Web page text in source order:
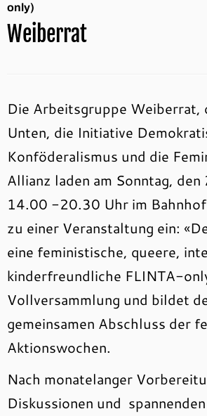
only)
Weiberrat
Die Arbeitsgruppe Weiberrat,
Unten, die Initiative
Konföderalismus und die
Allianz laden am Sonntag,
14.00 -20.30 Uhr im Bahnhof
zu einer Veranstaltung ein:
eine feministische, queere,
kinderfreundliche FLINTA-
Vollversammlung und bildet
gemeinsamen Abschluss der
Aktionswochen.
Nach monatelanger
Diskussionen und